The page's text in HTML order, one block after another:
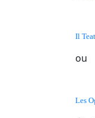
Il
ou
Les